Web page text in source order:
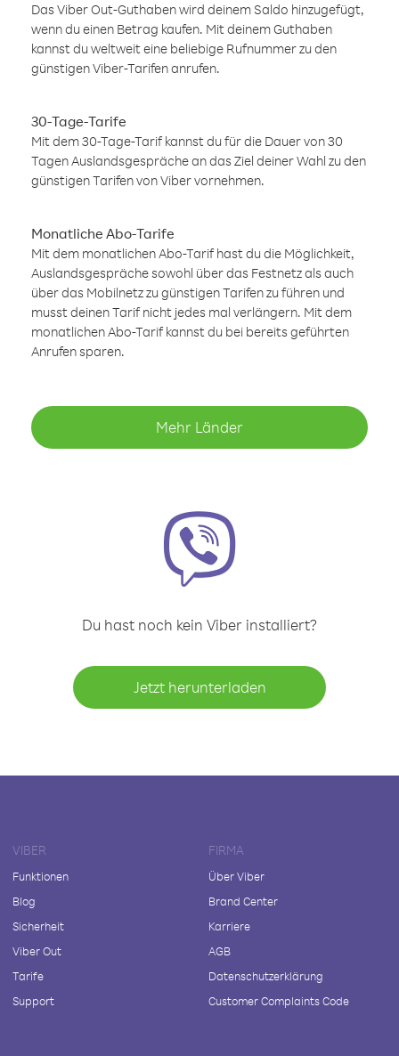
Das Viber Out-Guthaben wird deinem Saldo hinzugefügt,
wenn du einen Betrag kaufen. Mit deinem Guthaben
kannst du weltweit eine beliebige Rufnummer zu den
günstigen Viber-Tarifen anrufen.
30-Tage-Tarife
Mit dem 30-Tage-Tarif kannst du für die Dauer von 30
Tagen Auslandsgespräche an das Ziel deiner Wahl zu den
günstigen Tarifen von Viber vornehmen.
Monatliche Abo-Tarife
Mit dem monatlichen Abo-Tarif hast du die Möglichkeit,
Auslandsgespräche sowohl über das Festnetz als auch
über das Mobilnetz zu günstigen Tarifen zu führen und
musst deinen Tarif nicht jedes mal verlängern. Mit dem
monatlichen Abo-Tarif kannst du bei bereits geführten
Anrufen sparen.
Mehr Länder
Du hast noch kein Viber installiert?
Jetzt herunterladen
VIBER
Funktionen
Blog
Sicherheit
Viber Out
Tarife
Support
FIRMA
Über Viber
Brand Center
Karriere
AGB
Datenschutzerklärung
Customer Complaints Code